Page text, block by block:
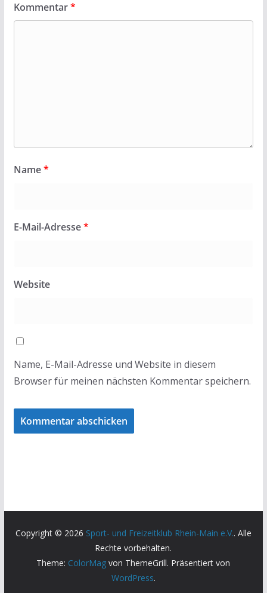
Kommentar*
Name*
E-Mail-Adresse*
Website
Name, E-Mail-Adresse und Website in diesem
Browser für meinen nächsten Kommentar speichern.
Copyright © 2026 Sport- und Freizeitklub Rhein-Main e.V.. Alle
Rechte vorbehalten.
Theme: ColorMag von ThemeGrill. Präsentiert von
WordPress.